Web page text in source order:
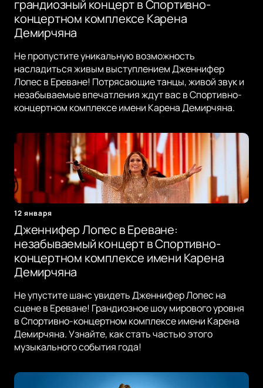
грандиозный концерт в Спортивно-
концертном комплексе Карена
Демирчяна
Не пропустите уникальную возможность
насладиться живым выступлением Дженнифер
Лопес в Ереване! Потрясающие танцы, живой звук и
незабываемые впечатления ждут вас в Спортивно-
концертном комплексе имени Карена Демирчяна.
12 января
Дженнифер Лопес в Ереване:
незабываемый концерт в Спортивно-
концертном комплексе имени Карена
Демирчяна
Не упустите шанс увидеть Дженнифер Лопес на
сцене в Ереване! Грандиозное шоу мирового уровня
в Спортивно-концертном комплексе имени Карена
Демирчяна. Узнайте, как стать частью этого
музыкального события года!